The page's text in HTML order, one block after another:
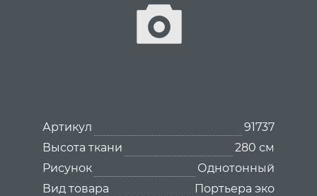
Артикул
91737
Высота ткани
280 см
Рисунок
Однотонный
Вид товара
Портьера эко